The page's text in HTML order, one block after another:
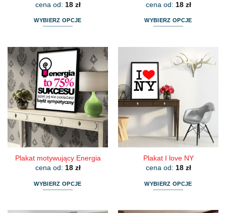
cena od: 18 zł
WYBIERZ OPCJE
ma
wariantów.
Opcje
można
wybrać
na
stronie
produktu
cena od: 18 zł
WYBIERZ OPCJE
wiele
wariantów.
Opcje
można
wybrać
na
stronie
produktu
Plakat motywujący Energia
cena od: 18 zł
WYBIERZ OPCJE
Plakat I love NY
cena od: 18 zł
WYBIERZ OPCJE